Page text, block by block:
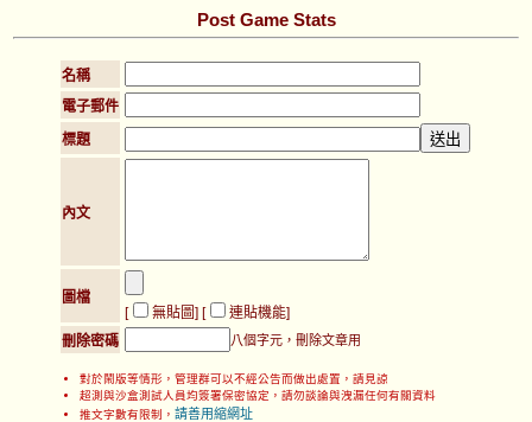
Post Game Stats
名稱
電子郵件
標題
內文
圖檔
[
無貼圖] [ 連貼機能]
刪除密碼
八個字元，刪除文章用
對於鬧版等情形，管理群可以不經公告而做出處置，請見諒
超測與沙盒測試人員均簽署保密協定，請勿談論與洩漏任何有關資料
推文字數有限制， 請善用縮網址